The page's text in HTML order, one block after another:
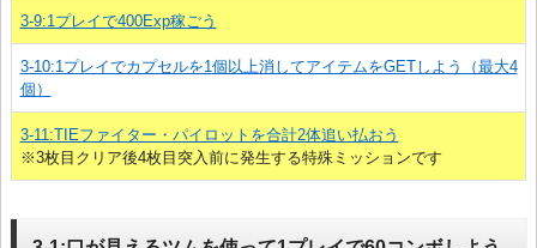
3-9:1プレイで400Exp稼ごう
3-10:1プレイでカプセルを1個以上消してアイテムをGETしよう（最大4
個）
3-11:TIEファイター・パイロットを合計2体追い払おう
※3枚目クリア後4枚目突入前に発生する特殊ミッションです